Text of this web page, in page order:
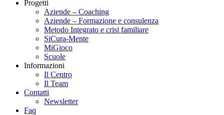
Progetti
Aziende – Coaching
Aziende – Formazione e consulenza
Metodo Integrato e crisi familiare
SiCura-Mente
MiGioco
Scuole
Informazioni
Il Centro
Il Team
Contatti
Newsletter
Faq